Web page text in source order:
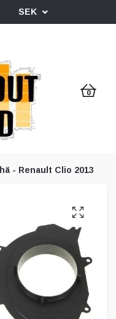
SEK
0
- Renault Clio 2013